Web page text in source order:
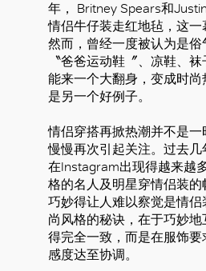
年， Britney Spears和
情侣牛仔装走红地毡，这一
然而，曾经一度被认为是俗
〝爸爸运动鞋〞、凉鞋、
能来一个大翻身，变成时
是另一个好例子。
情侣穿搭再掀热潮并不是
慢慢再次引起关注。过去
在Instagram出现得越来越
格的名人及明星穿情侣装
巧妙得让人难以察觉是情
尚风格的秘诀，在于巧妙
得完全一致，而是在服饰
感度达至协调。